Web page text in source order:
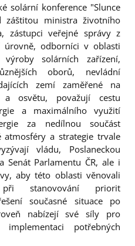
solární konference "Slunce
ministra životního
zástupci veřejné správy z
odborníci v oblasti
solárních zařízení,
oborů, nevládní
zemí zaměřené na
a osvětu, považují cestu
a maximálního využití
za nedílnou součást
a strategie trvale
vládu, Poslaneckou
Senát Parlamentu ČR, ale i
aby této oblasti věnovali
stanovování priorit
současné situace po
nabízejí své síly pro
potřebných